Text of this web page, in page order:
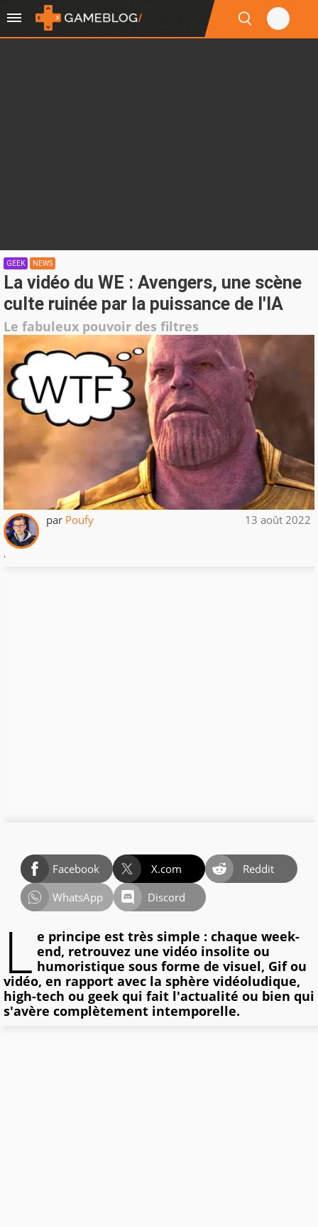
GEEK NEWS
La vidéo du WE : Avengers, une scène
culte ruinée par la puissance de l'IA
Le fabuleux pouvoir des filtres
par Poufy 13 août 2022
.
Facebook X.com
Reddit
WhatsApp
Discord
L e principe est très simple : chaque week-
end, retrouvez une vidéo insolite ou
humoristique sous forme de visuel, Gif ou
vidéo, en rapport avec la sphère vidéoludique,
high-tech ou geek qui fait l'actualité ou bien qui
s'avère complètement intemporelle.